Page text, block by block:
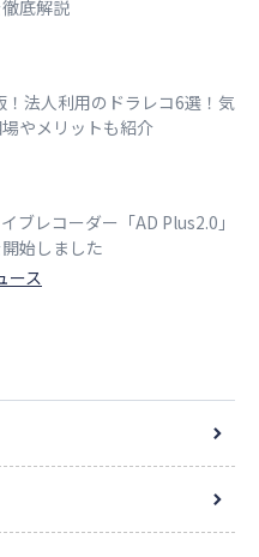
底解説
！法人利用のドラレコ6選！気
やメリットも紹介
ブレコーダー「AD Plus2.0」
始しました
ース